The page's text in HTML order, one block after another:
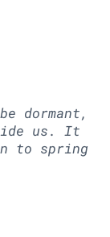
dormant,
us. It
to spring